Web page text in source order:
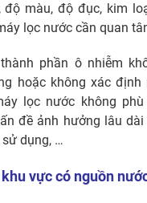
độ màu, độ đục, kim
lọc nước cần quan
phần ô nhiễm
hoặc không xác
lọc nước không
đề ảnh hưởng lâu
dụng, …
vực có nguồn